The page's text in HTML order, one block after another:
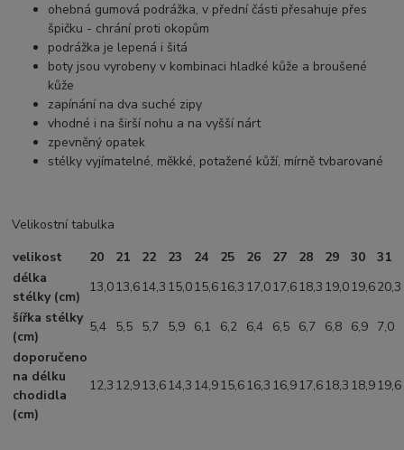
ohebná gumová podrážka, v přední části přesahuje přes
špičku - chrání proti okopům
podrážka je lepená i šitá
boty jsou vyrobeny v kombinaci hladké kůže a broušené
kůže
zapínání na dva suché zipy
vhodné i na širší nohu a na vyšší nárt
zpevněný opatek
stélky vyjímatelné, měkké, potažené kůží, mírně tvbarované
Velikostní tabulka
velikost
20 21 22 23 24 25 26 27 28 29 30
31
délka
stélky (cm)
13,013,614,3 15,015,616,3 17,017,618,3 19,019,620,3
šířka stélky
(cm)
5,4 5,5 5,7 5,9 6,1 6,2 6,4 6,5 6,7 6,8 6,9 7,0
doporučeno
na délku
chodidla
(cm)
12,3 12,913,614,3 14,915,616,3 16,917,618,3 18,919,6